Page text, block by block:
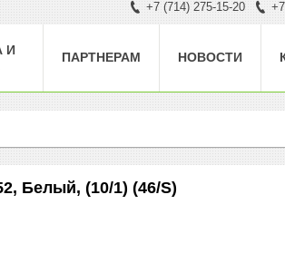
+7 (714) 275-15-20
И
ПАРТНЕРАМ НОВОСТИ
Белый, (10/1) (46/S)